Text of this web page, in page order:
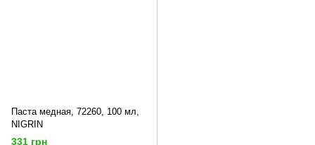
Паста медная, 72260, 100 мл,
NIGRIN
331 грн